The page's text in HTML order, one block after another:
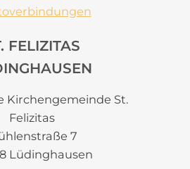
FELIZITAS
Kirchengemeinde St.
Felizitas
7
Lüdinghausen